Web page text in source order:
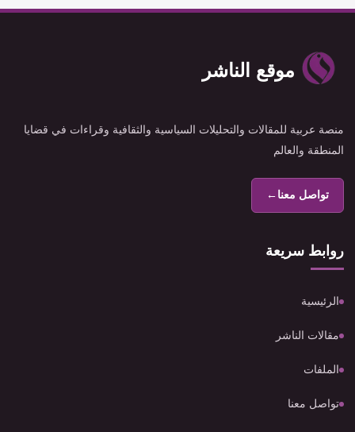
موقع الناشر
منصة عربية للمقالات والتحليلات السياسية والثقافية وقراءات في قضايا
المنطقة والعالم
تواصل معنا←
روابط سريعة
الرئيسية
مقالات الناشر
الملفات
تواصل معنا